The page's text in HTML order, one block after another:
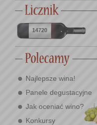
14720
Najlepsze wina!
Panele degustacyjne
Jak oceniać wino?
Konkursy